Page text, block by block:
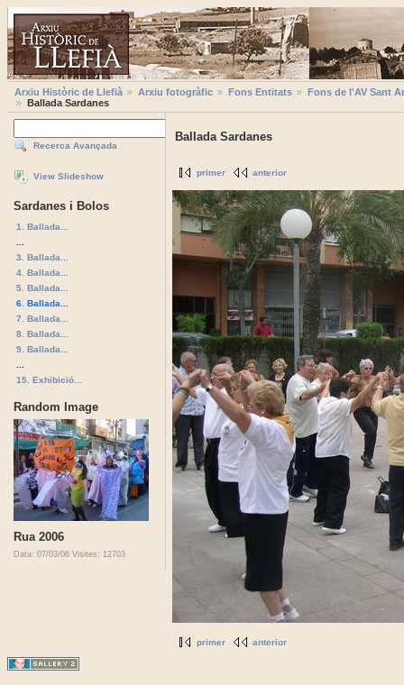
Arxiu Històric de Llefià Arxiu fotogràfic Fons Entitats
Fons de l'AV Sant
Ballada Sardanes
Recerca Avançada
View Slideshow
Sardanes i Bolos
1. Ballada...
3. Ballada...
4. Ballada...
5. Ballada...
6. Ballada...
7. Ballada...
8. Ballada...
9. Ballada...
15. Exhibició...
Random Image
Rua 2006
Data: 07/03/06 Visites: 12703
Ballada Sardanes
primer anterior
primer anterior